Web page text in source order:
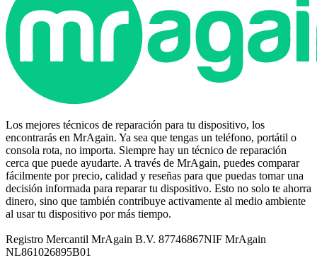
Los mejores técnicos de reparación para tu dispositivo, los
encontrarás en MrAgain. Ya sea que tengas un teléfono, portátil o
consola rota, no importa. Siempre hay un técnico de reparación
cerca que puede ayudarte. A través de MrAgain, puedes comparar
fácilmente por precio, calidad y reseñas para que puedas tomar una
decisión informada para reparar tu dispositivo. Esto no solo te ahorra
dinero, sino que también contribuye activamente al medio ambiente
al usar tu dispositivo por más tiempo.
Registro Mercantil MrAgain B.V. 87746867NIF MrAgain
NL861026895B01